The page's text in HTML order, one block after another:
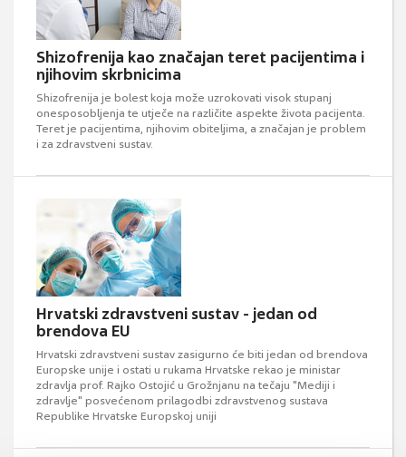
Shizofrenija kao značajan teret pacijentima i
njihovim skrbnicima
Shizofrenija je bolest koja može uzrokovati visok stupanj
onesposobljenja te utječe na različite aspekte života pacijenta.
Teret je pacijentima, njihovim obiteljima, a značajan je problem
i za zdravstveni sustav.
Hrvatski zdravstveni sustav - jedan od
brendova EU
Hrvatski zdravstveni sustav zasigurno će biti jedan od brendova
Europske unije i ostati u rukama Hrvatske rekao je ministar
zdravlja prof. Rajko Ostojić u Grožnjanu na tečaju "Mediji i
zdravlje" posvećenom prilagodbi zdravstvenog sustava
Republike Hrvatske Europskoj uniji